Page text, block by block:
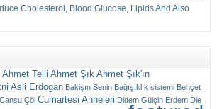
Cholesterol, Blood Glucose, Lipids And Also
Ahmet Telli Ahmet Şık Ahmet Şık'ın
Asli Erdogan Bakişın Senin Bağışıklık sistemi Behçet
Cansu Çöl Cumartesi Anneleri Didem Gülçin Erdem Die